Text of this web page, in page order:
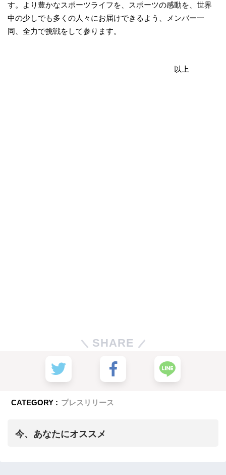
す。より豊かなスポーツライフを、スポーツの感動を、世界
中の少しでも多くの人々にお届けできるよう、メンバー一
同、全力で挑戦をして参ります。
以上
SHARE
CATEGORY : プレスリリース
今、あなたにオススメ